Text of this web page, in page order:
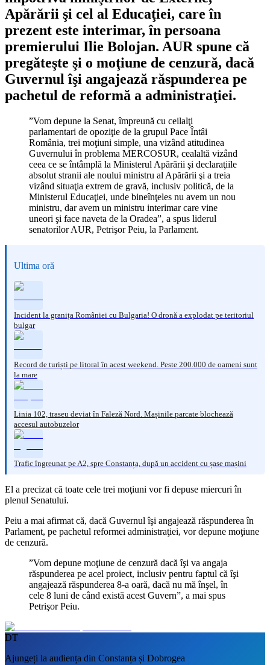
Apărării şi cel al Educaţiei, care în
prezent este interimar, în persoana
premierului Ilie Bolojan. AUR spune că
pregăteşte şi o moţiune de cenzură, dacă
Guvernul îşi angajează răspunderea pe
pachetul de reformă a administraţiei.
”Vom depune la Senat, împreună cu ceilalţi
parlamentari de opoziţie de la grupul Pace Întâi
România, trei moţiuni simple, una vizând atitudinea
Guvernului în problema MERCOSUR, cealaltă vizând
ceea ce se întâmplă la Ministerul Apărării şi declaraţiile
absolut stranii ale noului ministru al Apărării şi a treia
vizând situaţia extrem de gravă, inclusiv politică, de la
Ministerul Educaţiei, unde bineînţeles nu avem un nou
ministru, dar avem un ministru interimar care vine
uneori şi face naveta de la Oradea”, a spus liderul
senatorilor AUR, Petrişor Peiu, la Parlament.
Ultima oră
Incident la granița României cu Bulgaria! O dronă a explodat pe teritoriul
bulgar
Record de turiști pe litoral în acest weekend. Peste 200.000 de oameni sunt
la mare
Linia 102, traseu deviat în Faleză Nord. Mașinile parcate blochează
accesul autobuzelor
Trafic îngreunat pe A2, spre Constanța, după un accident cu șase mașini
El a precizat că toate cele trei moţiuni vor fi depuse miercuri în
plenul Senatului.
Peiu a mai afirmat că, dacă Guvernul îşi angajează răspunderea în
Parlament, pe pachetul reformei administraţiei, vor depune moţiune
de cenzură.
”Vom depune moţiune de cenzură dacă îşi va angaja
răspunderea pe acel proiect, inclusiv pentru faptul că îşi
angajează răspunderea 8-a oară, dacă nu mă înşel, în
cele 8 luni de când există acest Guvern”, a mai spus
Petrişor Peiu.
DT
Ajungeți la audiența din Constanța și Dobrogea